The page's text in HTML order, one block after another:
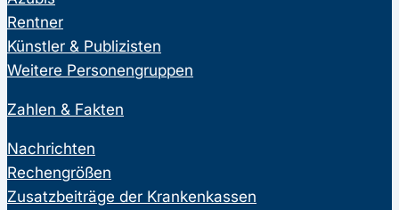
Rentner
Künstler & Publizisten
Weitere Personengruppen
Zahlen & Fakten
Nachrichten
Rechengrößen
Zusatzbeiträge der Krankenkassen